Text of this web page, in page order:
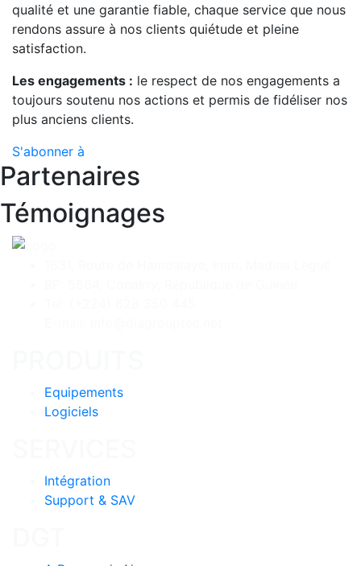
qualité et une garantie fiable, chaque service que nous
rendons assure à nos clients quiétude et pleine
satisfaction.
Les engagements : le respect de nos engagements a
toujours soutenu nos actions et permis de fidéliser nos
plus anciens clients.
S'abonner à
Partenaires
Témoignages
Equipements
Logiciels
Intégration
Support & SAV